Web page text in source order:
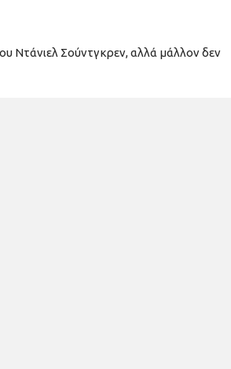
Ντάνιελ Σούντγκρεν, αλλά μάλλον δεν